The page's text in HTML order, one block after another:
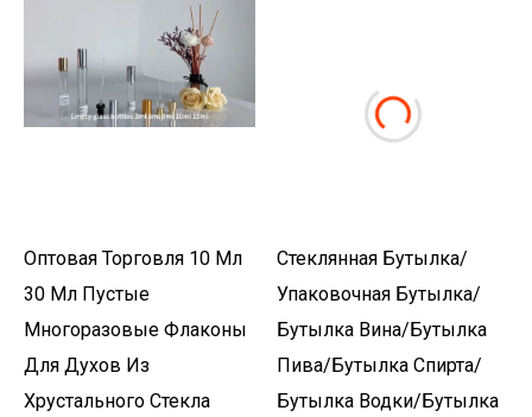
Оптовая Торговля 10 Мл
30 Мл Пустые
Многоразовые Флаконы
Для Духов Из
Хрустального Стекла
Стеклянная Бутылка/
Упаковочная Бутылка/
Бутылка Вина/бутылка
Пива/бутылка Спирта/
Бутылка Водки/бутылка